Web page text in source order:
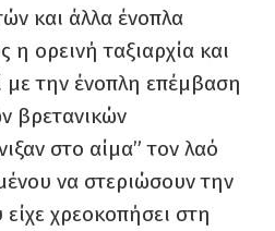
και άλλα ένοπλα
ορεινή ταξιαρχία και
με την ένοπλη επέμβαση
βρετανικών
στο αίμα” τον λαό
να στεριώσουν την
χρεοκοπήσει στη